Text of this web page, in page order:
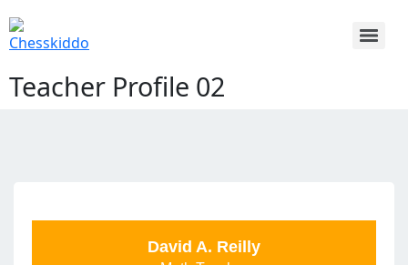
Teacher Profile 02
David A. Reilly